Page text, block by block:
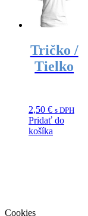
Tričko /
Tielko
2,50 € s DPH
Pridať do
košíka
Cookies